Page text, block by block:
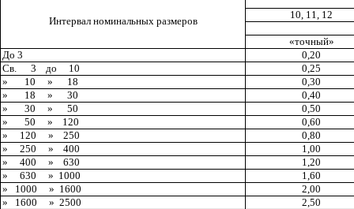
Интервал номинальных размеров
10, 11, 12
«точный»
До 3
0,20
Св.
3 до 10 0 25
»
10 » 18
0,30
»
18 » 30 0 ,40
»
30 » 50
0,50
»
50 » 120
0,60
»
120 » 250
0,80
»
250 » 400
1,00
»
400 » 630
1,20
»
630 » 1000 1, 60
»
1000 » 1600 2 00
»
1600 » 2500 2 ,50